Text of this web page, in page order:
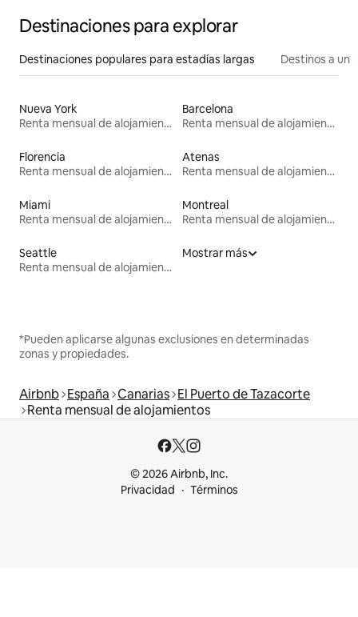
Destinaciones para explorar
Destinaciones populares para estadías largas Destinos a un
Nueva York
Renta mensual de alojamientos
Barcelona
Renta mensual de alojamientos
Florencia
Renta mensual de alojamientos
Atenas
Renta mensual de alojamientos
Miami
Renta mensual de alojamientos
Montreal
Renta mensual de alojamientos
Seattle
Renta mensual de alojamientos
Mostrar más
*Pueden aplicarse algunas exclusiones en determinadas
zonas y propiedades.
Airbnb España Canarias El Puerto de Tazacorte
Renta mensual de alojamientos
© 2026 Airbnb, Inc.
Privacidad
Términos